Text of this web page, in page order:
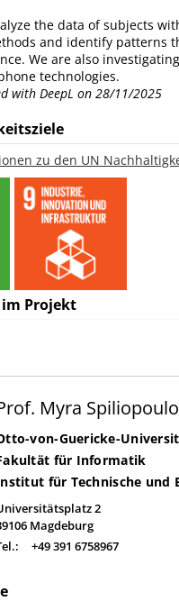
the data of subjects
and identify patterns
We are also
technologies.
with DeepL on 28/11/2025
zu den UN
Projekt
Myra
von-Guericke-
für Informatik
für Technische und
2
Magdeburg
+49 391 6758967